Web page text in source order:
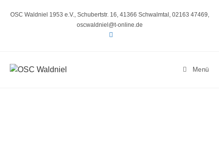
OSC Waldniel 1953 e.V., Schubertstr. 16, 41366 Schwalmtal, 02163 47469,
oscwaldniel@t-online.de
Menü